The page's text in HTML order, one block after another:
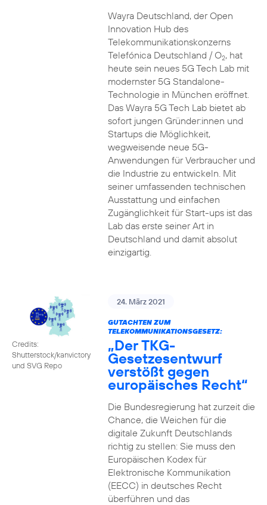
Wayra Deutschland, der Open
Innovation Hub des
Telekommunikationskonzerns
Telefónica Deutschland / O2, hat
heute sein neues 5G Tech Lab mit
modernster 5G Standalone-
Technologie in München eröffnet.
Das Wayra 5G Tech Lab bietet ab
sofort jungen Gründer:innen und
Startups die Möglichkeit,
wegweisende neue 5G-
Anwendungen für Verbraucher und
die Industrie zu entwickeln. Mit
seiner umfassenden technischen
Ausstattung und einfachen
Zugänglichkeit für Start-ups ist das
Lab das erste seiner Art in
Deutschland und damit absolut
einzigartig.
Credits:
Shutterstock/kanvictory
und SVG Repo
24. März 2021
GUTACHTEN ZUM
TELEKOMMUNIKATIONSGESETZ:
„Der TKG-
Gesetzesentwurf
verstößt gegen
europäisches Recht“
Die Bundesregierung hat zurzeit die
Chance, die Weichen für die
digitale Zukunft Deutschlands
richtig zu stellen: Sie muss den
Europäischen Kodex für
Elektronische Kommunikation
(EECC) in deutsches Recht
überführen und das